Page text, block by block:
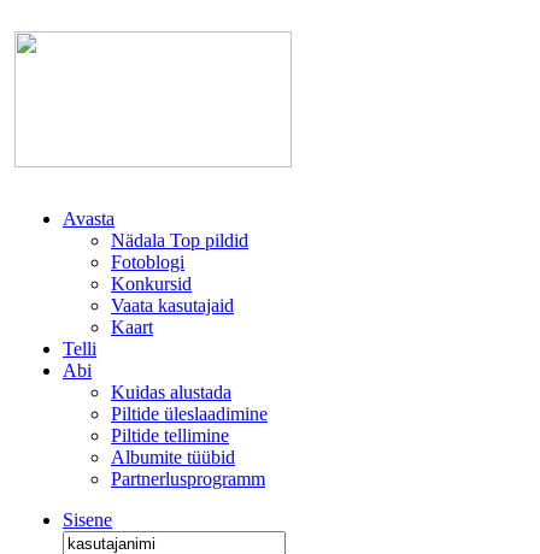
Avasta
Nädala Top pildid
Fotoblogi
Konkursid
Vaata kasutajaid
Kaart
Telli
Abi
Kuidas alustada
Piltide üleslaadimine
Piltide tellimine
Albumite tüübid
Partnerlusprogramm
Sisene